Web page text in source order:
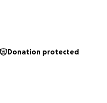
Donation protected